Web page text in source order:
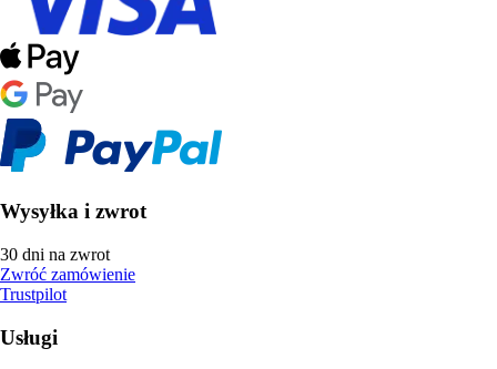
Wysyłka i zwrot
30 dni na zwrot
Zwróć zamówienie
Trustpilot
Usługi